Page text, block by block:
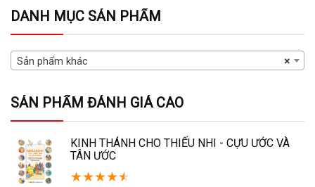
DANH MỤC SẢN PHẨM
×
Sản phẩm khác
SẢN PHẨM ĐÁNH GIÁ CAO
KINH THÁNH CHO THIẾU NHI - CỰU ƯỚC VÀ
TÂN ƯỚC
★★★★★